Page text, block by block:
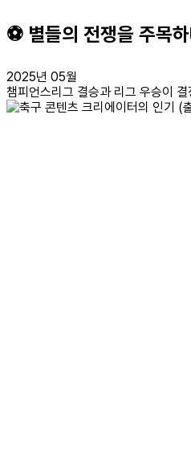
⚽ 별들의 전쟁을 주목
2025년 05월
챔피언스리그 결승과 리그 우승이